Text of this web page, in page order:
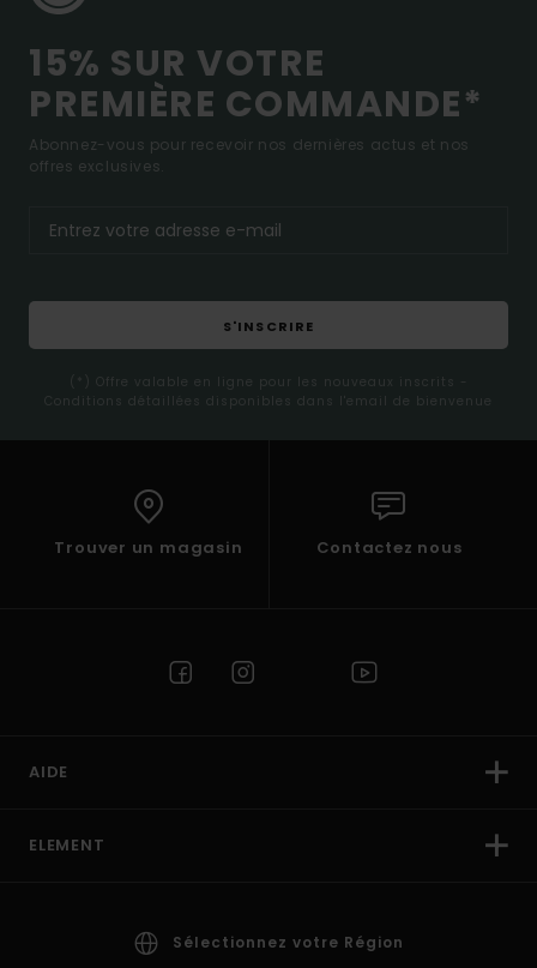
15% SUR VOTRE
PREMIÈRE COMMANDE*
Abonnez-vous pour recevoir nos dernières actus et nos
offres exclusives.
S'INSCRIRE
(*) Offre valable en ligne pour les nouveaux inscrits -
Conditions détaillées disponibles dans l'email de bienvenue
Trouver un magasin Contactez nous
AIDE
ELEMENT
Sélectionnez votre Région